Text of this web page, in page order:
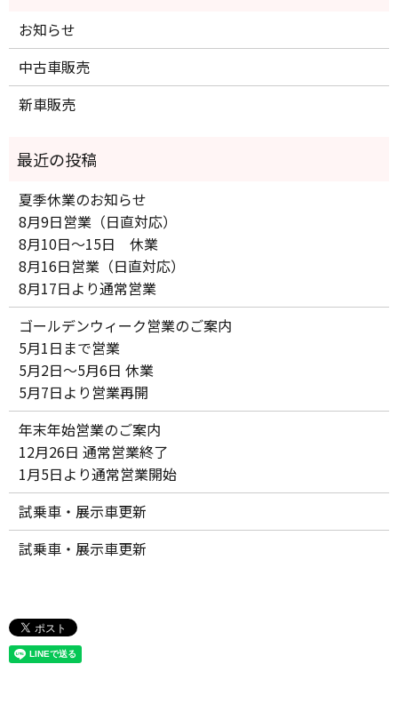
お知らせ
中古車販売
新車販売
夏季休業のお知らせ
8月9日営業（日直対応）
8月10日～15日 休業
8月16日営業（日直対応）
8月17日より通常営業
ゴールデンウィーク営業のご案内
5月1日まで営業
5月2日～5月6日 休業
5月7日より営業再開
年末年始営業のご案内
12月26日 通常営業終了
1月5日より通常営業開始
試乗車・展示車更新
試乗車・展示車更新